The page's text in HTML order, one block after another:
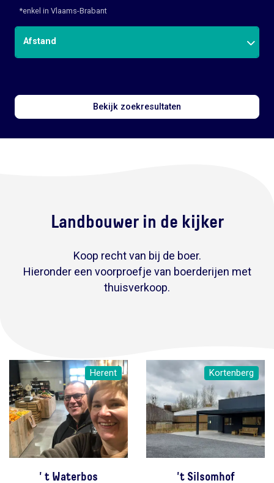
*enkel in Vlaams-Brabant
Afstand
Bekijk zoekresultaten
Landbouwer in de kijker
Koop recht van bij de boer.
Hieronder een voorproefje van boerderijen met
thuisverkoop.
Herent
' t Waterbos
Kortenberg
't Silsomhof